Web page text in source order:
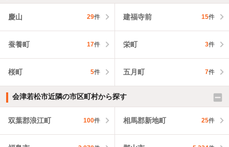
慶山 29件 建福寺前 15件
蚕養町 17件 栄町 3件
桜町 5件 五月町 7件
会津若松市近隣の市区町村から探す
双葉郡浪江町 100件 相馬郡新地町 25件